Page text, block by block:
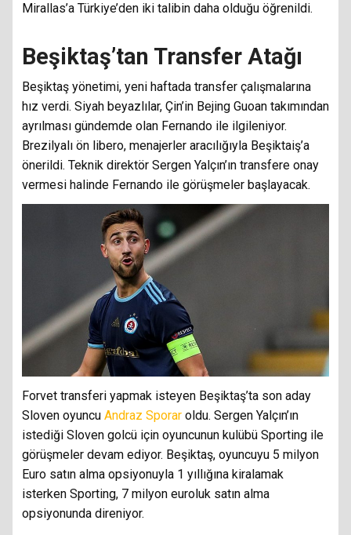
Mirallas’a Türkiye’den iki talibin daha olduğu öğrenildi.
Beşiktaş’tan Transfer Atağı
Beşiktaş yönetimi, yeni haftada transfer çalışmalarına
hız verdi. Siyah beyazlılar, Çin’in Bejing Guoan takımından
ayrılması gündemde olan Fernando ile ilgileniyor.
Brezilyalı ön libero, menajerler aracılığıyla Beşiktaiş’a
önerildi. Teknik direktör Sergen Yalçın’ın transfere onay
vermesi halinde Fernando ile görüşmeler başlayacak.
Forvet transferi yapmak isteyen Beşiktaş’ta son aday
Sloven oyuncu Andraz Sporar oldu. Sergen Yalçın’ın
istediği Sloven golcü için oyuncunun kulübü Sporting ile
görüşmeler devam ediyor. Beşiktaş, oyuncuyu 5 milyon
Euro satın alma opsiyonuyla 1 yıllığına kiralamak
isterken Sporting, 7 milyon euroluk satın alma
opsiyonunda direniyor.